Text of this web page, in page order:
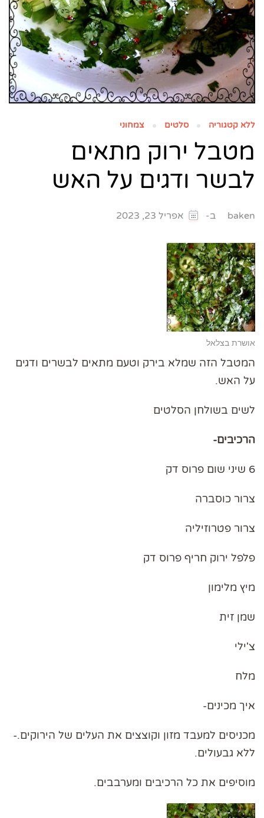
ללא קטגוריה סלטים צמחוני
מטבל ירוק מתאים
לבשר ודגים על האש
baken ב- אפריל 23, 2023
אושרת בצלאל
המטבל הזה שמלא בירק וטעם מתאים לבשרים ודגים
על האש.
לשים בשולחן הסלטים
הרכיבים-
6 שיני שום פרוס דק
צרור כוסברה
צרור פטרוזיליה
פלפל ירוק חריף פרוס דק
מיץ מלימון
שמן זית
צ'ילי
מלח
איך מכינים-
מכניסים למעבד מזון וקוצצים את העלים של הירוקים.-
ללא גבעולים.
מוסיפים את כל הרכיבים ומערבבים.